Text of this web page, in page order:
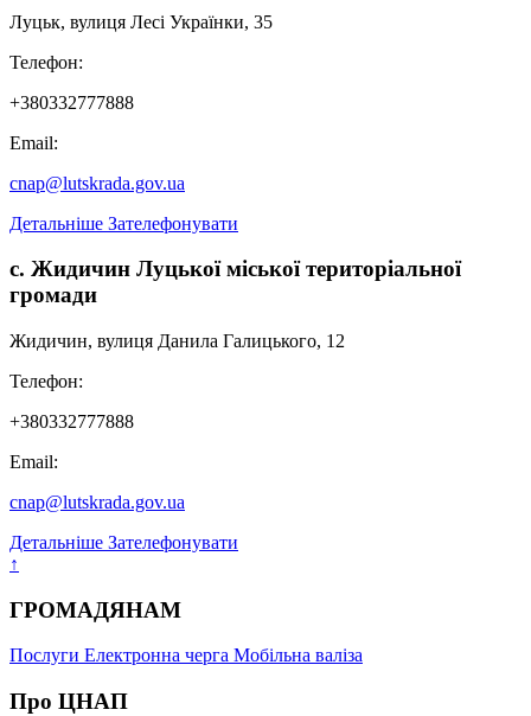
Луцьк, вулиця Лесі Українки, 35
Телефон:
+380332777888
Email:
cnap@lutskrada.gov.ua
Детальніше Зателефонувати
с. Жидичин Луцької міської територіальної
громади
Жидичин, вулиця Данила Галицького, 12
Телефон:
+380332777888
Email:
cnap@lutskrada.gov.ua
Детальніше Зателефонувати
↑
ГРОМАДЯНАМ
Послуги Електронна черга Мобільна валіза
Про ЦНАП